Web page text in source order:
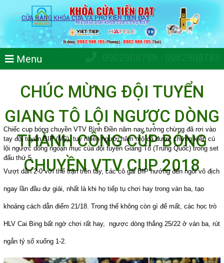
Menu
CHÚC MỪNG ĐỘI TUYỂN
GIANG TÔ LỘI NGƯỢC DÒNG
THÀNH CÔNG CÚP BÓNG
CHUYỀN VTV CUP 2018
Chiếc cup bóng chuyền VTV Bình Điền năm nay tưởng chừng đã rơi vào
tay đội tuyển BIP (Mỹ), tuy nhiên người hâm mộ đã được chứng kiến cú
lội ngược dòng ngoạn mục của đội tuyển Giang Tô (Trung Quốc) trong set
đấu thứ 5.
Vượt dẫn 2-0 với thế trận trên tay, các cô gái BIP hướng đến ngôi vô địch
ngay lần đầu dự giải, nhất là khi họ tiếp tụ chơi hay trong ván ba, tạo
khoảng cách dẫn điểm 21/18. Trong thế không còn gì để mất, các học trò
HLV Cai Bing bất ngờ chơi rất hay,  ngược dòng thắng 25/22 ở ván ba, rút
ngắn tỷ số xuống 1-2.